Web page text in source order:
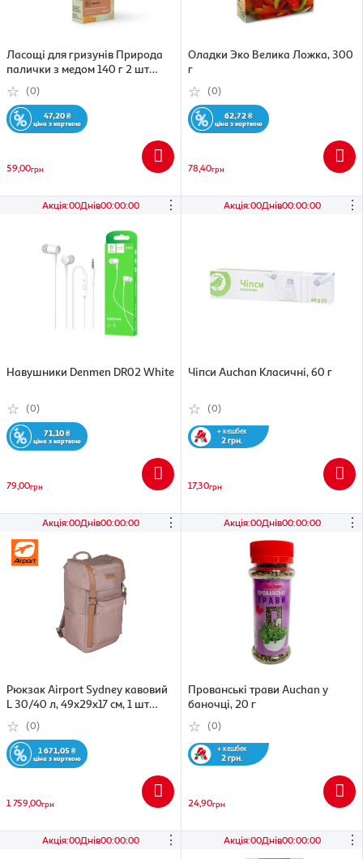
Ласощі для гризунів Природа
палички з медом 140 г 2 шт
(4820157400500)
(0)
47,20₴
ціна з карткою
59,00грн
Оладки Эко Велика Ложка, 300
г
(0)
62,72₴
ціна з карткою
78,40грн
Акція:00Днів00:00:00 ⋮
Навушники Denmen DR02 White
(0)
71,10₴
ціна з карткою
79,00грн
Акція:00Днів00:00:00 ⋮
Чіпси Auchan Класичні, 60 г
(0)
+ кешбек
2 грн.
17,30грн
Акція:00Днів00:00:00 ⋮
Рюкзак Airport Sydney кавовий
L 30/40 л, 49x29x17 см, 1 шт
(3665257503574)
(0)
1 671,05₴
ціна з карткою
1 759,00грн
Акція:00Днів00:00:00 ⋮
Прованські трави Auchan у
баночці, 20 г
(0)
+ кешбек
2 грн.
24,90грн
Акція:00Днів00:00:00 ⋮ Акція:00Днів00:00:00 ⋮